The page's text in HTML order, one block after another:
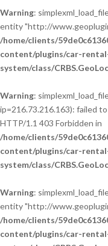
Warning:
entity "http://
/home/clients/
content/plugins/car-
system/class/
Warning:
ip=216.73.216.163): failed
HTTP/1.1 403 Forbidden in
/home/clients/
content/plugins/car-
system/class/
Warning:
entity "http://
/home/clients/
content/plugins/car-